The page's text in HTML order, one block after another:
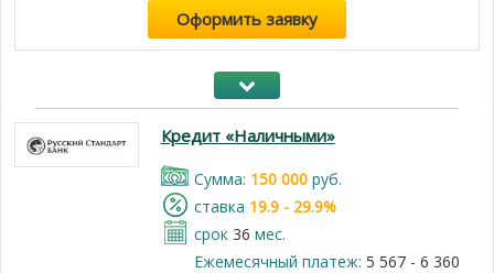
Оформить заявку
Кредит «Наличными»
Cумма: 150 000руб.
cтавка 19.9 - 29.9%
срок 36 мес.
Ежемесячный платеж: 5 567 - 6 360